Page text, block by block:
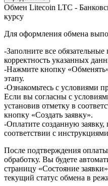
Обмен Litecoin LTC -
курсу
Для оформления обмена
-Заполните все
корректность указанных
-Нажмите кнопку
этапу.
-Ознакомьтесь с условиями
Если вы согласны с
установив отметку в
кнопку «Создать заявку».
-Оплатите созданную
соответствии с
После подтверждения оплаты
обработку. Вы будете
страницу «Состояние
текущий статус обмена в